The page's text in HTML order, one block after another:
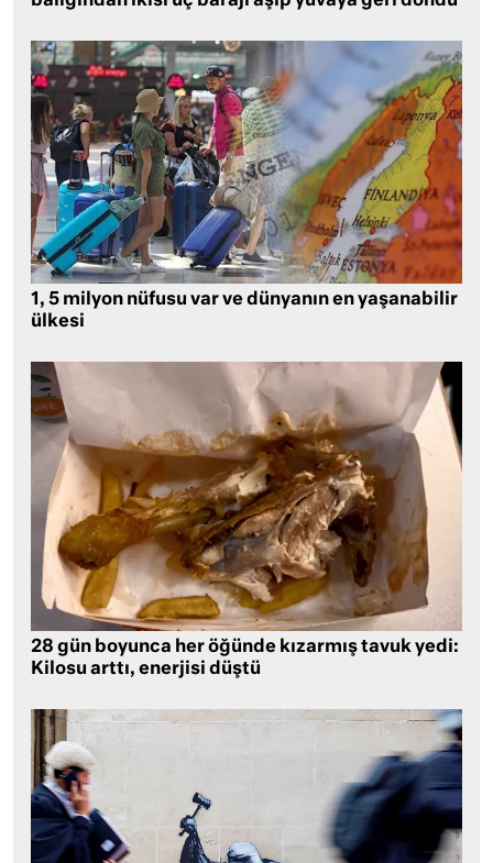
1, 5 milyon nüfusu var ve dünyanın en yaşanabilir
ülkesi
28 gün boyunca her öğünde kızarmış tavuk yedi:
Kilosu arttı, enerjisi düştü